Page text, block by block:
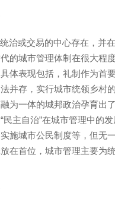
治或交易的中心存在，并
的城市管理体制在很大程
体表现包括，礼制作为首
并存，实行城市统领乡村
为一体的城邦政治孕育出
主自治”在城市管理中的
施城市公民制度等，但无
在首位，城市管理主要为